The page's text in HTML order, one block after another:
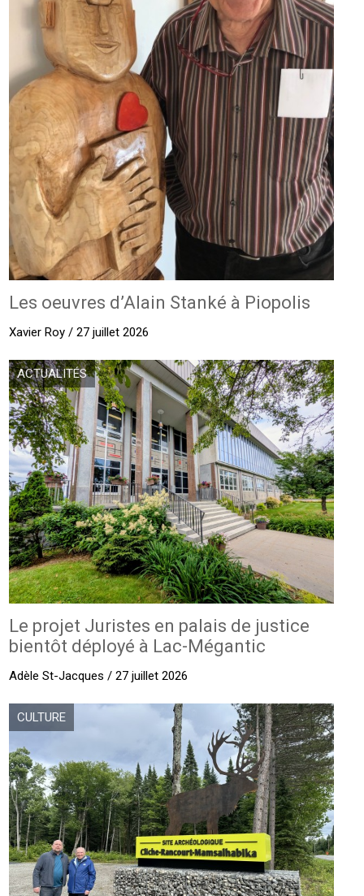
Les oeuvres d’Alain Stanké à Piopolis
Xavier Roy / 27 juillet 2026
ACTUALITÉS
Le projet Juristes en palais de justice
bientôt déployé à Lac-Mégantic
Adèle St-Jacques / 27 juillet 2026
CULTURE